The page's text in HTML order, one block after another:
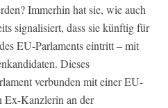
Immerhin hat sie, wie auch
signalisiert, dass sie künftig für
EU-Parlaments eintritt – mit
Dieses
verbunden mit einer EU-
Ex-Kanzlerin an der